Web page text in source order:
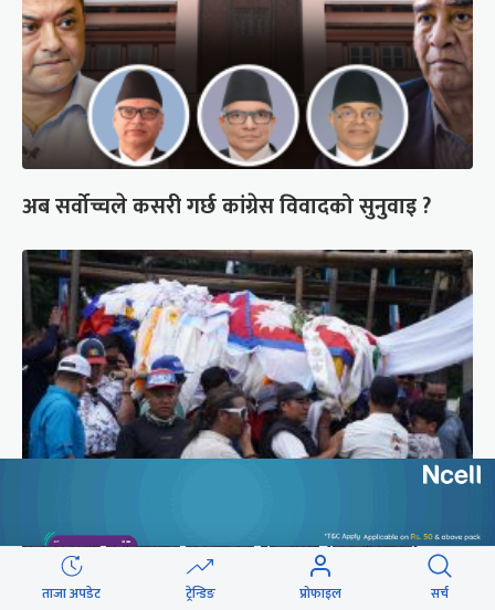
अब सर्वोच्चले कसरी गर्छ कांग्रेस विवादको सुनुवाइ ?
पर्वतारोही पुरबहादुर गुरुङको अन्त्येष्टि (तस्वीरहरू)
ताजा अपडेट ट्रेन्डिङ प्रोफाइल सर्च